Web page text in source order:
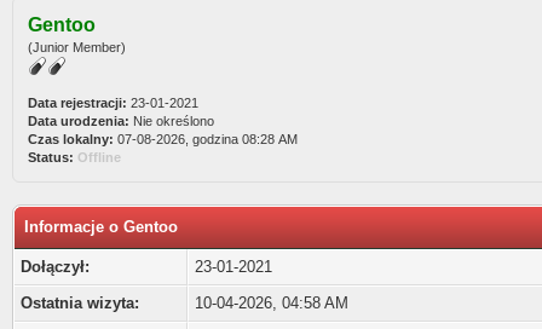
Gentoo
(Junior Member)
Data rejestracji: 23-01-2021
Data urodzenia: Nie określono
Czas lokalny: 07-08-2026, godzina 08:28 AM
Status: Offline
Informacje o Gentoo
Dołączył:
23-01-2021
Ostatnia wizyta:
10-04-2026, 04:58 AM